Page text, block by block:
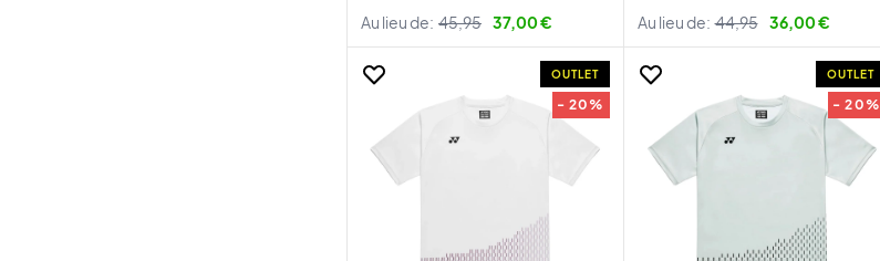
Au lieu de: 45,95 37,00 €
Au lieu de: 44,95 36,00 €
OUTLET
- 20%
OUTLET
- 20%